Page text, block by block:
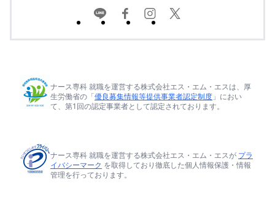
ナース専科 就職を運営する株式会社エス・エム・エスは、厚
生労働省の「優良募集情報等提供事業者認定制度 」におい
て、第1回の認定事業者として認定されております。
ナース専科 就職を運営する株式会社エス・エム・エスが プラ
イバシーマーク を取得しており徹底した個人情報保護・情報
管理を行っております。